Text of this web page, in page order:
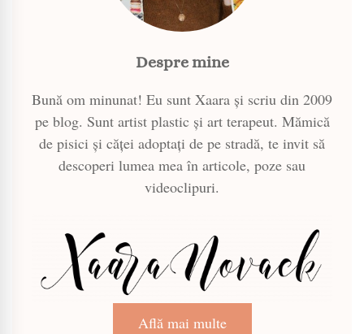
Despre mine
Bună om minunat! Eu sunt Xaara și scriu din 2009
pe blog. Sunt artist plastic și art terapeut. Mămică
de pisici și căței adoptați de pe stradă, te invit să
descoperi lumea mea în articole, poze sau
videoclipuri.
Află mai multe